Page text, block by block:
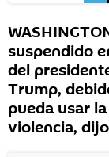
suspendido
del
Trump,
pueda usar
violencia,